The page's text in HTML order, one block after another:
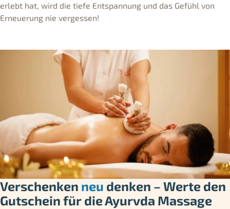
erlebt hat, wird die tiefe Entspannung und das Gefühl von
Erneuerung nie vergessen!
Verschenken neu denken – Werte den
Gutschein für die Ayurvda Massage